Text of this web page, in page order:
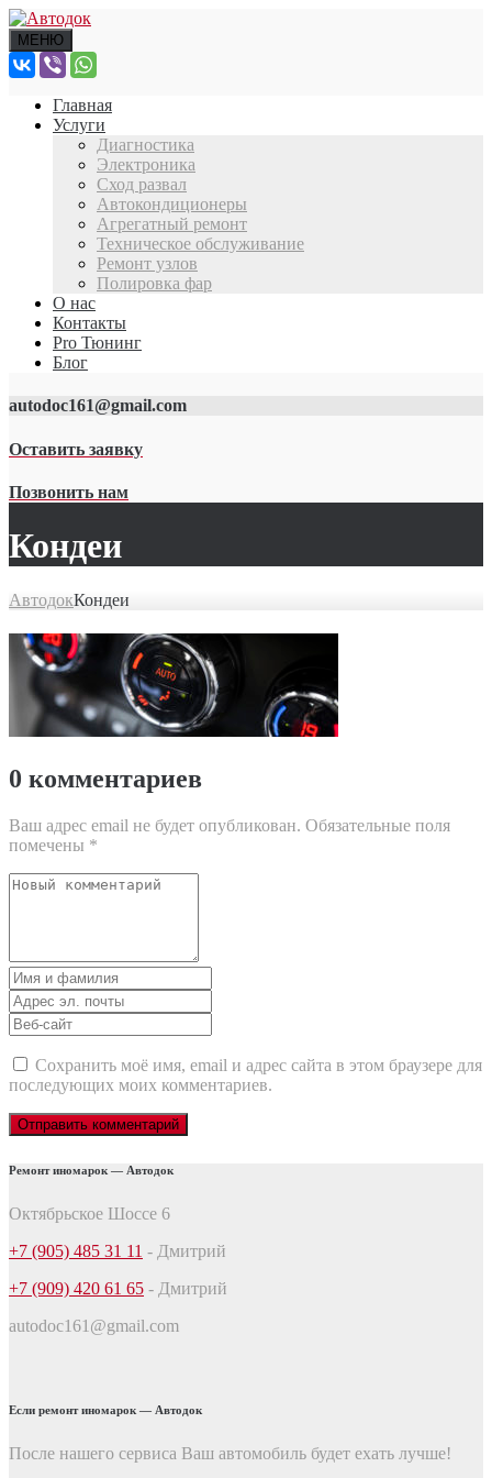
МЕНЮ
Главная
Услуги
Диагностика
Электроника
Сход развал
Автокондиционеры
Агрегатный ремонт
Техническое обслуживание
Ремонт узлов
Полировка фар
О нас
Контакты
Pro Тюнинг
Блог
autodoc161@gmail.com
Оставить заявку
Позвонить нам
Кондеи
АвтодокКондеи
0 комментариев
Ваш адрес email не будет опубликован. Обязательные поля
помечены *
Ваш
Имя
и
фамилия
Адрес
эл.
почты
Веб-
сайт
Сохранить моё имя, email и адрес сайта в этом браузере для
последующих моих комментариев.
Ремонт иномарок — Автодок
Октябрьское Шоссе 6
+7 (905) 485 31 11 - Дмитрий
+7 (909) 420 61 65 - Дмитрий
autodoc161@gmail.com
Если ремонт иномарок — Автодок
После нашего сервиса Ваш автомобиль будет ехать лучше!